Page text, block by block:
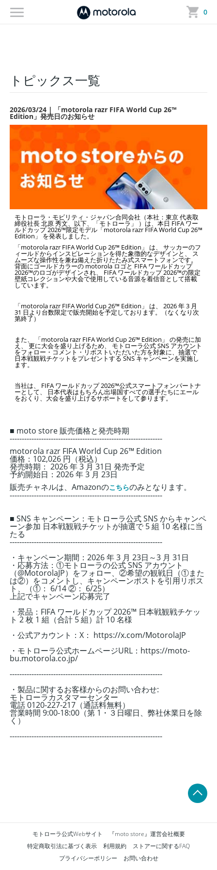
0
トップ ＞ トピックス詳細
トピックス一覧
2026/03/24 | 「motorola razr FIFA World Cup 26™
Edition」発売日のお知らせ
モトローラ・モビリティ・ジャパン合同会社（本社：東京 代表取
締役社長 北原 秀文、以下、「モトローラ」 ）は、本日 FIFA ワー
ルドカップ 2026™限定モデル「motorola razr FIFA World Cup 26™
Edition」 を発表しました。
「motorola razr FIFA World Cup 26™ Edition」 は、 サッカーのフ
ィールドからインスピレーションを得た象徴的なデザインと、 ス
ムーズな操作性を兼ね備えた折りたたみ式スマートフォンです。
背面にゴールドカラーの motorola ロゴと FIFA ワールドカップ
2026™のロゴがデザインされ、 FIFA ワールドカップ 2026™の限定
壁紙コレクションや大会で使用している音源を着信音として搭載
しています。
「motorola razr FIFA World Cup 26™ Edition」 は、 2026 年 3 月
31 日より台数限定で販売開始を予定しております。（なくなり次
第終了）
また、 「motorola razr FIFA World Cup 26™ Edition」 の発売に加
え、 更に大会を盛り上げるため、 モトローラ公式 SNS アカウント
をフォロー・コメント・リポストいただいた方を対象に、抽選で
日本戦観戦チケットをプレゼントする SNS キャンペーンを実施し
ます。
当社は、 FIFA ワールドカップ 2026™公式スマートフォンパートナ
ーとして、 日本代表はもちろん出場国すべての選手たちにエール
をおくり、大会を盛り上げるサポートをして参ります。
■ moto store 販売価格と発売時期
---------------------------------------------------------------
motorola razr FIFA World Cup 26™ Edition
価格：102,026 円（税込）
発売時期： 2026 年 3 月 31日 発売予定
予約開始日： 2026 年 3 月 23日
販売チャネルは、Amazonのこちらのみとなります。
---------------------------------------------------------------
■ SNS キャンペーン：モトローラ公式 SNS からキャンペ
ーン参加 日本戦観戦チケットが抽選で 5 組 10 名様に当
たる
---------------------------------------------------------------
・キャンペーン期間： 2026 年 3 月 23日～3 月 31日
・応募方法： ①モトローラの公式 SNS アカウント
（@MotorolaJP）をフォロー、 ②希望の観戦日（①また
は②）をコメントし、キャンペーンポストを引用リポス
ト、 （①： 6/14 ②： 6/25）
上記でキャンペーン応募完了
・景品：FIFA ワールドカップ 2026™ 日本戦観戦チケッ
ト 2 枚 1 組（合計 5 組）計 10 名様
・公式アカウント：X： https://x.com/MotorolaJP
・モトローラ公式ホームページURL：https://moto-
bu.motorola.co.jp/
---------------------------------------------------------------
・製品に関するお客様からのお問い合わせ:
モトローラカスタマーセンター
電話 0120-227-217（通話料無料）
営業時間 9:00-18:00（第 1・３日曜日、弊社休業日を除
く）
---------------------------------------------------------------
モトローラ公式Webサイト
『moto store』運営会社概要
特定商取引法に基づく表示
利用規約
ストアーに関するFAQ
プライバシーポリシー
お問い合わせ